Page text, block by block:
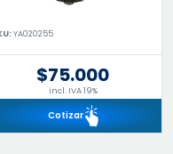
YA020255
$75.000
incl. IVA 19%
Cotizar